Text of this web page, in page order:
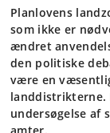
Planlovens
som ikke er
ændret
den politiske
være en
undersøgelse af